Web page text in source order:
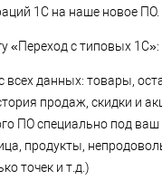
1С на наше новое ПО.
«Переход с типовых 1С»:
всех данных: товары,
продаж, скидки и
ПО специально под
продукты,
точек и т.д.)